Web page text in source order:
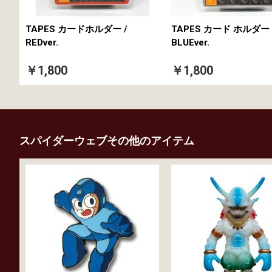
TAPES カードホルダー /
REDver.
￥1,800
TAPES カード ホルダ
BLUEver.
￥1,800
スパイダーウェブその他のアイテム